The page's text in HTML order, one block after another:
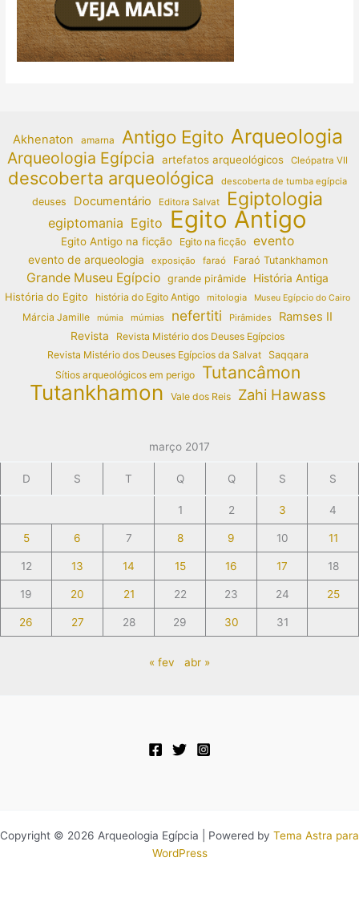
Akhenaton amarna Antigo Egito Arqueologia
Arqueologia Egípcia artefatos arqueológicos Cleópatra VII
descoberta arqueológica descoberta de tumba egípcia
deuses Documentário Editora Salvat Egiptologia
egiptomania Egito Egito Antigo
Egito Antigo na ficção Egito na ficção evento
evento de arqueologia exposição faraó Faraó Tutankhamon
Grande Museu Egípcio grande pirâmide
História Antiga
História do Egito
história do Egito Antigo mitologia Museu Egípcio do Cairo
Márcia Jamille múmia múmias nefertiti Pirâmides Ramses II
Revista
Revista Mistério dos Deuses Egípcios
Revista Mistério dos Deuses Egípcios da Salvat
Saqqara
Sítios arqueológicos em perigo
Tutancâmon
Tutankhamon Vale dos Reis Zahi Hawass
março 2017
D S T Q Q S S
1 2 3 4
5 6 7 8 9 10 11
12 13 14 15 16 17 18
19 20 21 22 23 24 25
26 27 28 29 30 31
« fev abr »
Copyright © 2026 Arqueologia Egípcia | Powered by Tema Astra para
WordPress